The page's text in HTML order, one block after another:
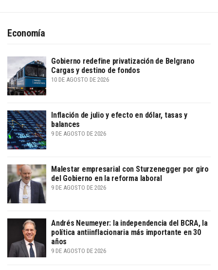
Economía
Gobierno redefine privatización de Belgrano
Cargas y destino de fondos
10 DE AGOSTO DE 2026
Inflación de julio y efecto en dólar, tasas y
balances
9 DE AGOSTO DE 2026
Malestar empresarial con Sturzenegger por giro
del Gobierno en la reforma laboral
9 DE AGOSTO DE 2026
Andrés Neumeyer: la independencia del BCRA, la
política antiinflacionaria más importante en 30
años
9 DE AGOSTO DE 2026